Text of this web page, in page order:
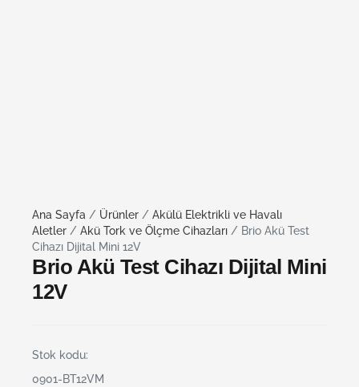
Ana Sayfa / Ürünler / Akülü Elektrikli ve Havalı
Aletler / Akü Tork ve Ölçme Cihazları / Brio Akü Test
Cihazı Dijital Mini 12V
Brio Akü Test Cihazı Dijital Mini
12V
Stok kodu:
0901-BT12VM